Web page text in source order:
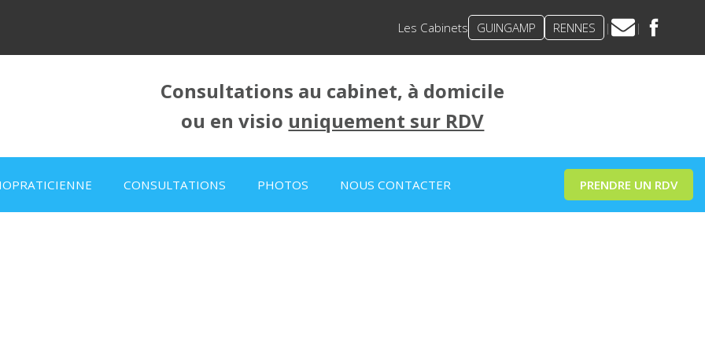
Les Cabinets GUINGAMP RENNES | |
Consultations au cabinet, à domicile
ou en visio uniquement sur RDV
CONSULTATIONS PHOTOS NOUS CONTACTER PRENDRE UN RDV